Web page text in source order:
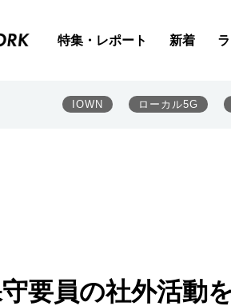
特集・レポート 新着
IOWN ローカル5G
要員の社外活動